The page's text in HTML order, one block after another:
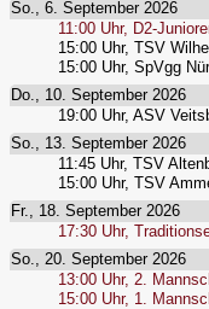
So., 6. September 2026
11:00 Uhr, D2-
15:00 Uhr, TSV
15:00 Uhr, SpVgg
Do., 10. September 2026
19:00 Uhr, ASV
So., 13. September 2026
11:45 Uhr, TSV
15:00 Uhr, TSV
Fr., 18. September 2026
17:30 Uhr,
So., 20. September 2026
13:00 Uhr, 2.
15:00 Uhr, 1.